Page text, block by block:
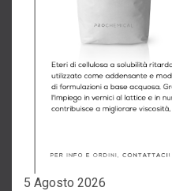
5 Agosto 2026